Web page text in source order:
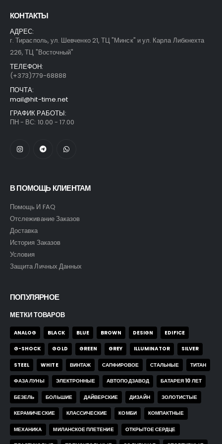
КОНТАКТЫ
АДРЕС:
г. Тирасполь, ул. Шевченко 21, ТЦ "Минск" и ул. Карла Либкнехта
226, ТЦ "Восточный"
ТЕЛЕФОН:
(+373)779-68888
ПОЧТА:
mail@hit-time.net
ГРАФИК РАБОТЫ:
ПН - ВС: 10.00 - 17.00
В ПОМОЩЬ КЛИЕНТАМ
Помощь И FAQ
Отслеживание Заказов
Доставка
История Заказов
Условия
Защита Личных Данных
ПОПУЛЯРНОЕ
МЕТКИ ТОВАРОВ
ANALOG BLACK BLUE BROWN DESIGN EDIFICE
G-SHOCK GOLD GREEN GREY ILLUMINATOR SILVER
STEEL WHITE ВИНТАЖ САПФИРОВОЕ СТАЛЬНЫЕ ТИТАН
ФАЗА ЛУНЫ ЭЛЕКТРОННЫЕ АВТОПОДЗАВОД БАТАРЕЯ 10 ЛЕТ
БЕЗЕЛЬ БОЛЬШИЕ ДАЙВЕРСКИЕ ДИЗАЙН ЗОЛОТИСТЫЕ
КЕРАМИЧЕСКИЕ КЛАССИЧЕСКИЕ КОМБИ КОМПАКТНЫЕ
МЕХАНИКА МИЛАНСКОЕ ПЛЕТЕНИЕ ОТКРЫТОЕ СЕРДЦЕ